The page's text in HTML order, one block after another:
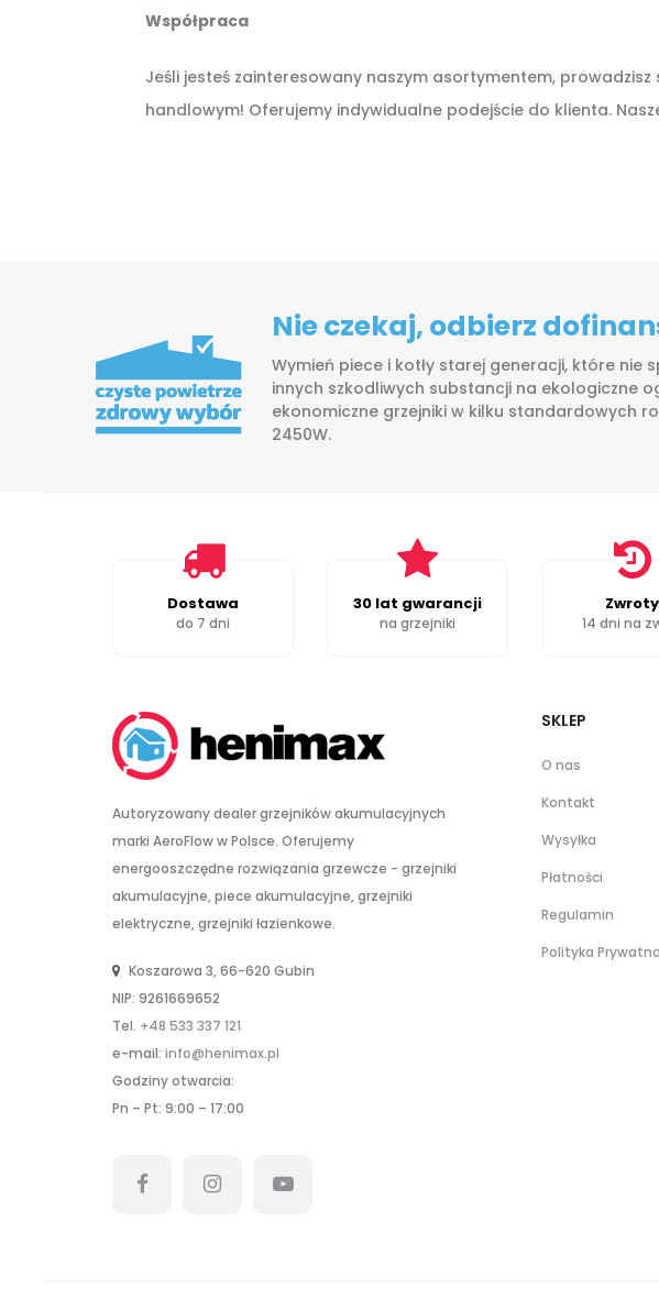
Współpraca
Jeśli jesteś zainteresowany naszym asortymentem,
handlowym! Oferujemy indywidualne podejście do klienta.
Nie czekaj, odbierz
Wymień piece i kotły starej generacji, które nie
innych szkodliwych substancji na ekologiczne
ekonomiczne grzejniki w kilku standardowych
2450W.
Dostawa
do 7 dni
30 lat gwarancji
na grzejniki
Zwroty
14 dni na
Autoryzowany dealer grzejników akumulacyjnych
marki AeroFlow w Polsce. Oferujemy
energooszczędne rozwiązania grzewcze - grzejniki
akumulacyjne, piece akumulacyjne, grzejniki
elektryczne, grzejniki łazienkowe.
Koszarowa 3, 66-620 Gubin
NIP: 9261669652
Tel. +48 533 337 121
e-mail: info@henimax.pl
Godziny otwarcia:
Pn – Pt: 9:00 – 17:00
SKLEP
O nas
Kontakt
Wysyłka
Płatności
Regulamin
Polityka